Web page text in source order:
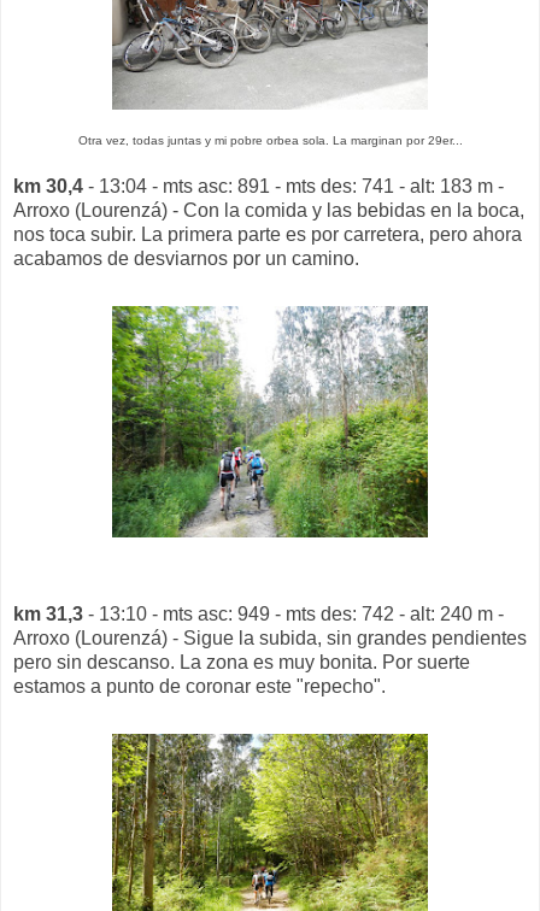
Otra vez, todas juntas y mi pobre orbea sola. La marginan por 29er...
km 30,4 - 13:04 - mts asc: 891 - mts des: 741 - alt: 183 m -
Arroxo (Lourenzá) - Con la comida y las bebidas en la boca,
nos toca subir. La primera parte es por carretera, pero ahora
acabamos de desviarnos por un camino.
km 31,3 - 13:10 - mts asc: 949 - mts des: 742 - alt: 240 m -
Arroxo (Lourenzá) - Sigue la subida, sin grandes pendientes
pero sin descanso. La zona es muy bonita. Por suerte
estamos a punto de coronar este "repecho".